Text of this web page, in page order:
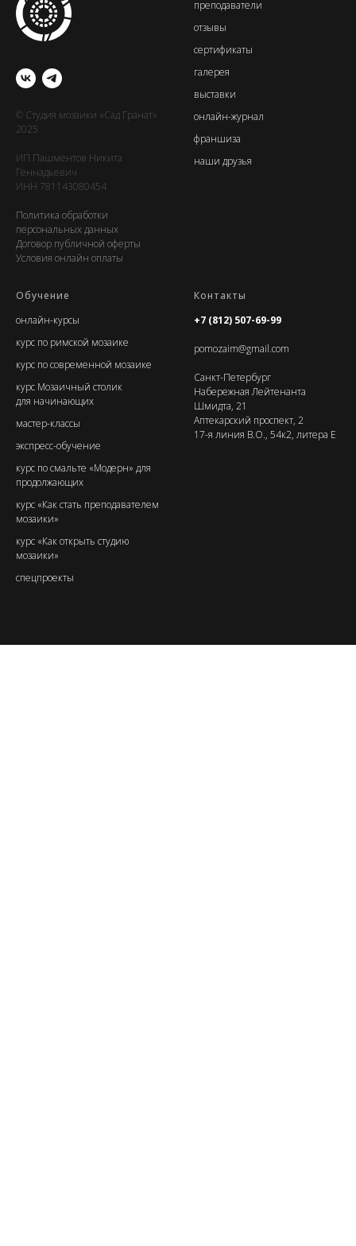
© Студия мозаики «Сад Гранат»
2025
ИП Пашментов Никита
Геннадьевич
ИНН 781143080454
Политика обработки
персональных данных
Договор публичной оферты
Условия онлайн оплаты
преподаватели
отзывы
сертификаты
галерея
выставки
онлайн-журнал
франшиза
наши друзья
Обучение
онлайн-курсы
курс по римской мозаике
курс по современной мозаике
курс Мозаичный столик
для начинающих
мастер-классы
экспресс-обучение
курс по смальте «Модерн» для
продолжающих
курс «Как стать преподавателем
мозаики»
курс «Как открыть студию
мозаики»
спецпроекты
Контакты
+7 (812) 507-69-99
pomozaim@gmail.com
Санкт-Петербург
Набережная Лейтенанта
Шмидта, 21
Аптекарский проспект, 2
17-я линия В.О., 54к2, литера Е